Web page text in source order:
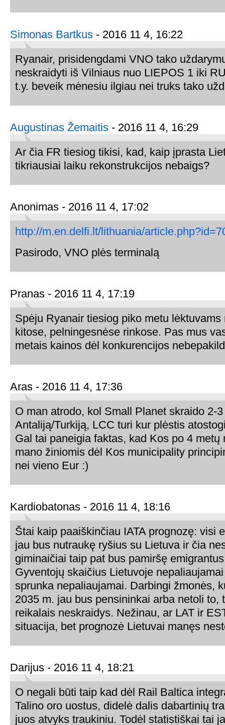
Simonas Bartkus - 2016 11 4, 16:22
Ryanair, prisidengdami VNO tako
neskraidyti iš Vilniaus nuo LIEPOS 1 iki
t.y. beveik mėnesiu ilgiau nei truks tako
Augustinas Žemaitis - 2016 11 4, 16:29
Ar čia FR tiesiog tikisi, kad, kaip įprasta
tikriausiai laiku rekonstrukcijos nebaigs?
Anonimas - 2016 11 4, 17:02
http://m.en.delfi.lt/lithuania/
Pasirodo, VNO plės terminalą
Pranas - 2016 11 4, 17:19
Spėju Ryanair tiesiog piko metu lėktuvams
kitose, pelningesnėse rinkose. Pas mus
metais kainos dėl konkurencijos
Aras - 2016 11 4, 17:36
O man atrodo, kol Small Planet skraido 2-
Antaliją/Turkiją, LCC turi kur plėstis
Gal tai paneigia faktas, kad Kos po 4 metų
mano žiniomis dėl Kos municipality
nei vieno Eur :)
Kardiobatonas - 2016 11 4, 18:16
Štai kaip paaiškinčiau IATA prognozę: visi
jau bus nutraukę ryšius su Lietuva ir čia
giminaičiai taip pat bus pamiršę
Gyventojų skaičius Lietuvoje
sprunka nepaliaujamai. Darbingi žmonės,
2035 m. jau bus pensininkai arba netoli to,
reikalais neskraidys. Nežinau, ar LAT ir
situacija, bet prognozė Lietuvai manęs
Darijus - 2016 11 4, 18:21
O negali būti taip kad dėl Rail Baltica
Talino oro uostus, didelė dalis dabartinių
juos atvyks traukiniu. Todėl statistiškai tai